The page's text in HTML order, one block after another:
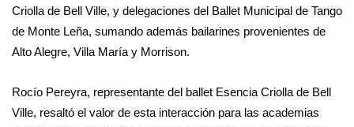
Criolla de Bell Ville, y delegaciones del Ballet Municipal de Tango
de Monte Leña, sumando además bailarines provenientes de
Alto Alegre, Villa María y Morrison.
Rocío Pereyra, representante del ballet Esencia Criolla de Bell
Ville, resaltó el valor de esta interacción para las academias